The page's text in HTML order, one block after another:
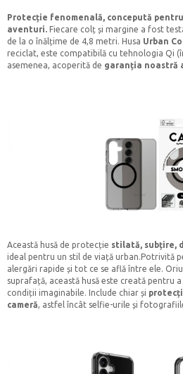
Protecție fenomenală, concepută
aventuri. Fiecare colț și margine a fost
de la o înălțime de 4,8 metri. Husa Urban
reciclat, este compatibilă cu tehnologia Qi
asemenea, acoperită de garanția noastră
Această husă de protecție stilată, subțire,
ideal pentru un stil de viață urban.Potrivită
alergări rapide și tot ce se află între ele.
suprafață, această husă este creată pentru
condiții imaginabile. Include chiar și
cameră, astfel încât selfie-urile și